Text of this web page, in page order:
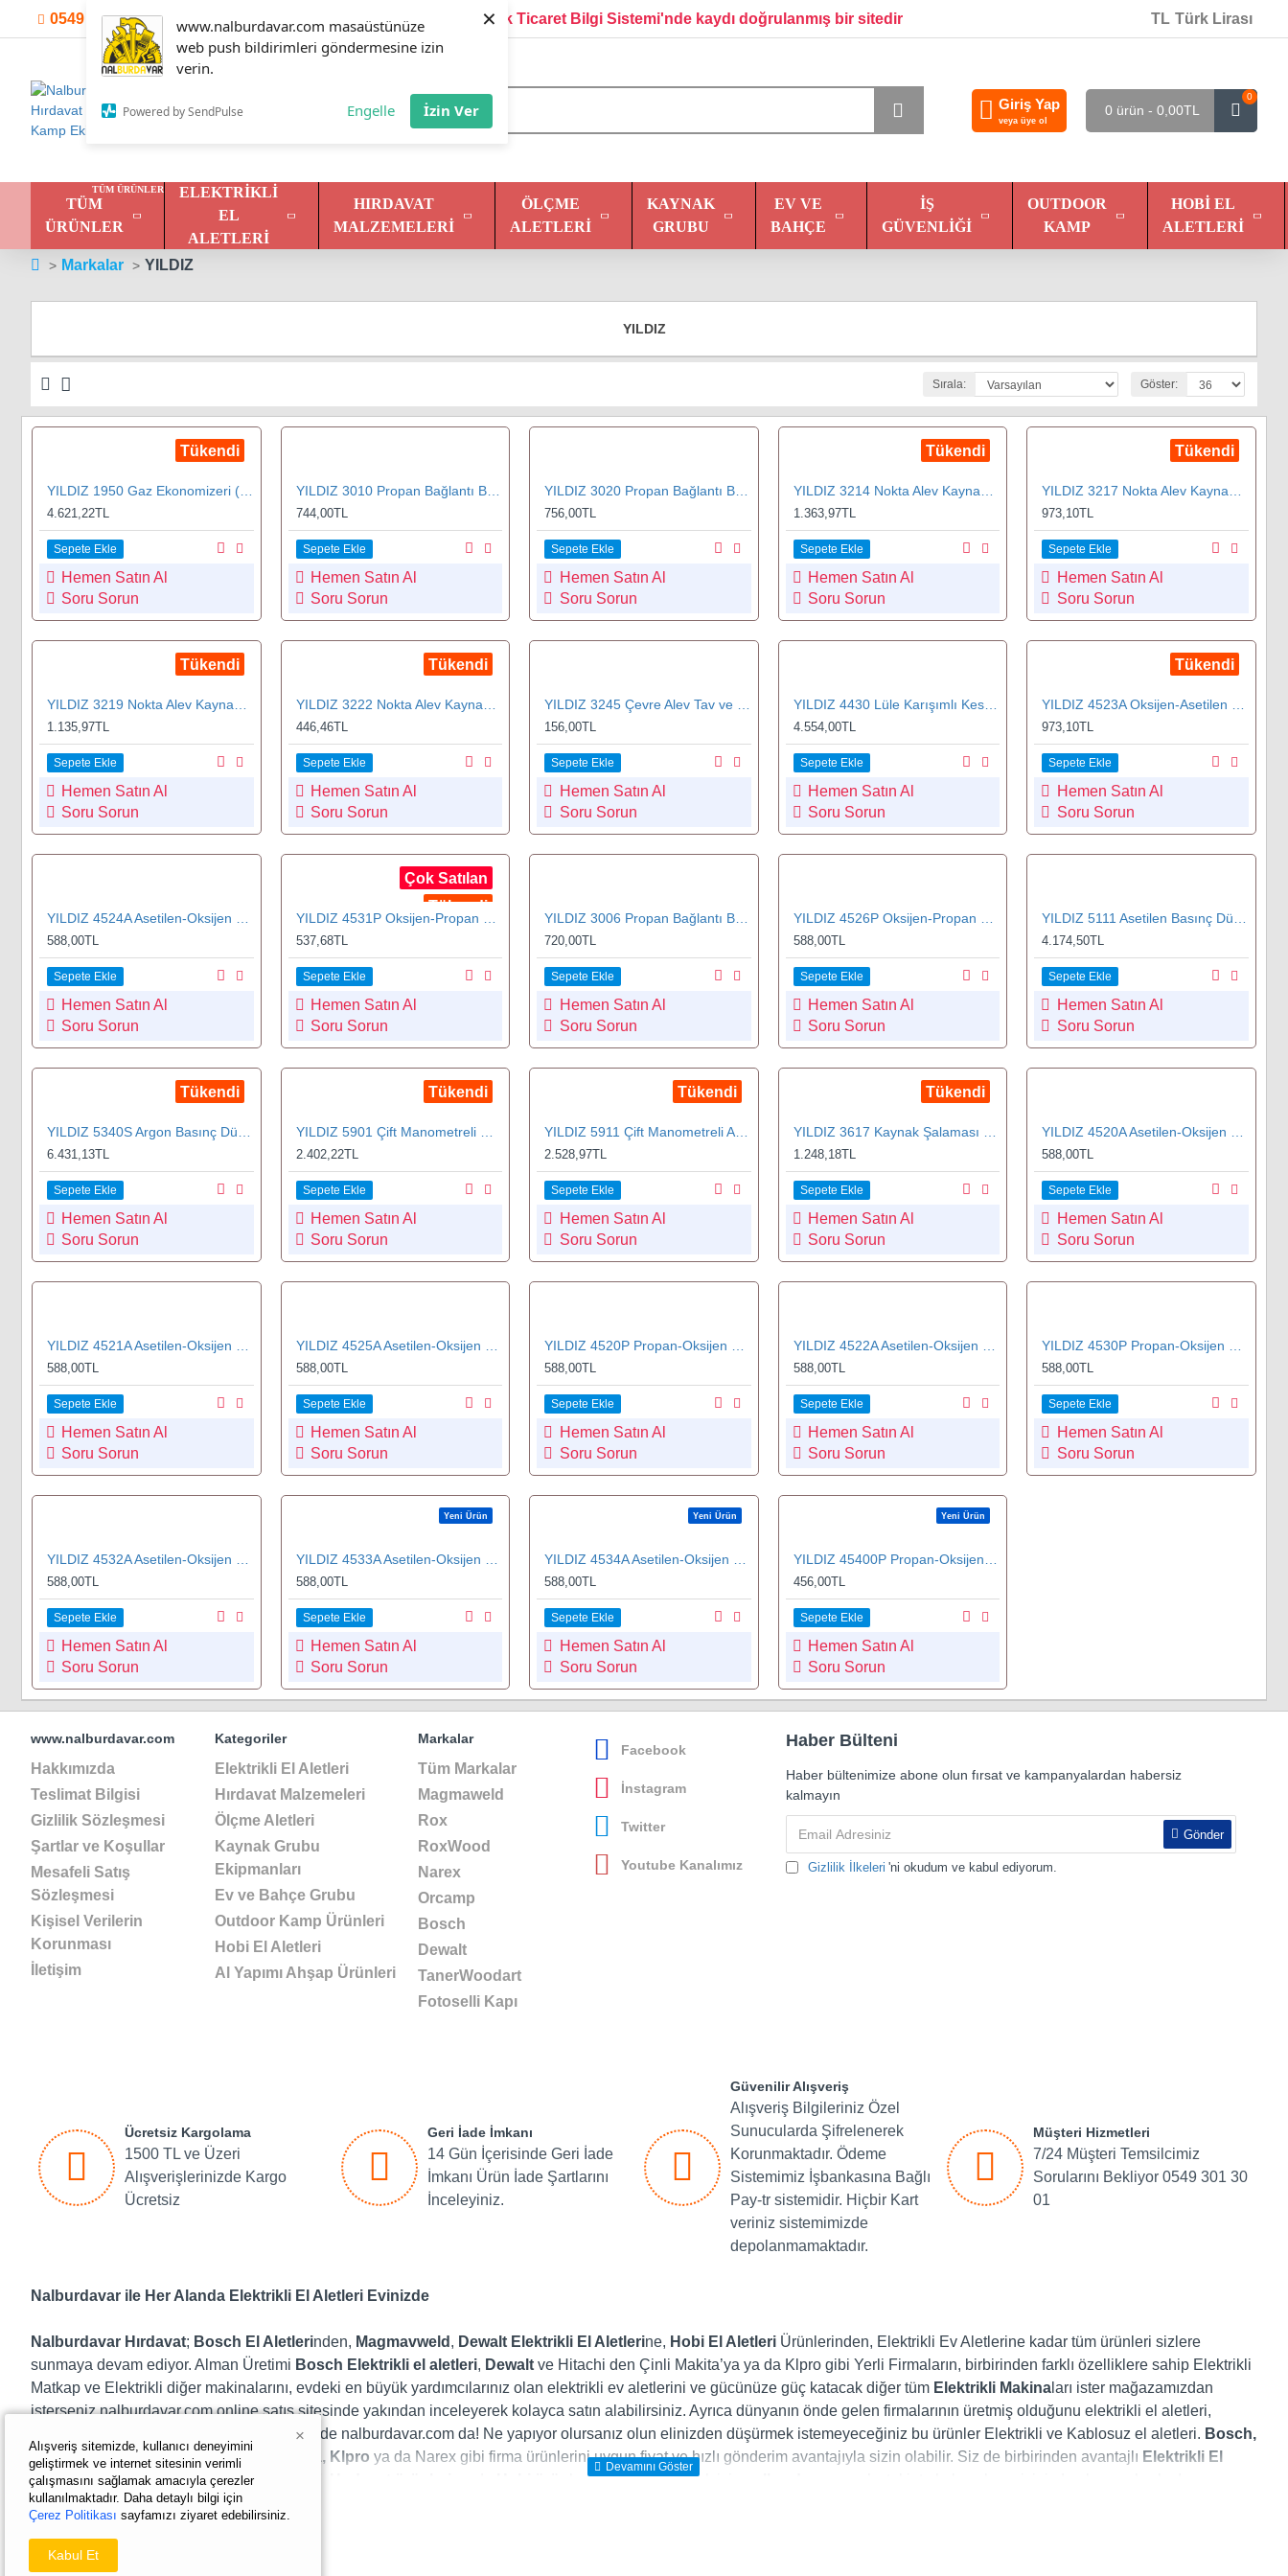
www.nalburdavar.com masaüstünüze
web push bildirimleri göndermesine izin
verin.
Powered by SendPulse Engelle İzin Ver
×
0549 301 30 01 Hesabım instagram Elektronik Ticaret Bilgi Sistemi'nde kaydı doğrulanmış bir sitedir TL Türk Lirası
Giriş Yap
veya üye ol
0 ürün - 0,00TL
0
TÜM
ÜRÜNLER
TÜM ÜRÜNLER
ELEKTRIKLI
EL
ALETLERI
HIRDAVAT
MALZEMELERI
ÖLÇME
ALETLERI
KAYNAK
GRUBU
EV VE
BAHÇE
İŞ
GÜVENLIĞI
OUTDOOR
KAMP
HOBI EL
ALETLERI
Markalar YILDIZ
YILDIZ
Sırala: Göster:
Tükendi
4.621,22TL
Sepete Ekle
Hemen Satın Al
Soru Sorun
YILDIZ 3010 Propan Bağlantı Boyunu 100 mm
744,00TL
Sepete Ekle
Hemen Satın Al
Soru Sorun
756,00TL
Sepete Ekle
Hemen Satın Al
Soru Sorun
Tükendi
1.363,97TL
Sepete Ekle
Hemen Satın Al
Soru Sorun
Tükendi
973,10TL
Sepete Ekle
Hemen Satın Al
Soru Sorun
Tükendi
1.135,97TL
Sepete Ekle
Hemen Satın Al
Soru Sorun
Tükendi
446,46TL
Sepete Ekle
Hemen Satın Al
Soru Sorun
156,00TL
Sepete Ekle
Hemen Satın Al
Soru Sorun
YILDIZ 4430 Lüle Karışımlı Kesme Hamlacı
4.554,00TL
Sepete Ekle
Hemen Satın Al
Soru Sorun
Tükendi
973,10TL
Sepete Ekle
Hemen Satın Al
Soru Sorun
588,00TL
Sepete Ekle
Hemen Satın Al
Soru Sorun
Çok Satılan
Tükendi
537,68TL
Sepete Ekle
Hemen Satın Al
Soru Sorun
720,00TL
Sepete Ekle
Hemen Satın Al
Soru Sorun
588,00TL
Sepete Ekle
Hemen Satın Al
Soru Sorun
4.174,50TL
Sepete Ekle
Hemen Satın Al
Soru Sorun
Tükendi
6.431,13TL
Sepete Ekle
Hemen Satın Al
Soru Sorun
Tükendi
2.402,22TL
Sepete Ekle
Hemen Satın Al
Soru Sorun
Tükendi
2.528,97TL
Sepete Ekle
Hemen Satın Al
Soru Sorun
Tükendi
1.248,18TL
Sepete Ekle
Hemen Satın Al
Soru Sorun
588,00TL
Sepete Ekle
Hemen Satın Al
Soru Sorun
588,00TL
Sepete Ekle
Hemen Satın Al
Soru Sorun
588,00TL
Sepete Ekle
Hemen Satın Al
Soru Sorun
588,00TL
Sepete Ekle
Hemen Satın Al
Soru Sorun
588,00TL
Sepete Ekle
Hemen Satın Al
Soru Sorun
588,00TL
Sepete Ekle
Hemen Satın Al
Soru Sorun
588,00TL
Sepete Ekle
Hemen Satın Al
Soru Sorun
Yeni Ürün
588,00TL
Sepete Ekle
Hemen Satın Al
Soru Sorun
Yeni Ürün
588,00TL
Sepete Ekle
Hemen Satın Al
Soru Sorun
Yeni Ürün
456,00TL
Sepete Ekle
Hemen Satın Al
Soru Sorun
www.nalburdavar.com
Hakkımızda
Teslimat Bilgisi
Gizlilik Sözleşmesi
Şartlar ve Koşullar
Mesafeli Satış
Sözleşmesi
Kişisel Verilerin
Korunması
İletişim
Kategoriler
Elektrikli El Aletleri
Hırdavat Malzemeleri
Ölçme Aletleri
Kaynak Grubu
Ekipmanları
Ev ve Bahçe Grubu
Outdoor Kamp Ürünleri
Hobi El Aletleri
Al Yapımı Ahşap Ürünleri
Markalar
Tüm Markalar
Magmaweld
Rox
RoxWood
Narex
Orcamp
Bosch
Dewalt
TanerWoodart
Fotoselli Kapı
Facebook
İnstagram
Twitter
Youtube Kanalımız
Haber Bülteni
Haber bültenimize abone olun fırsat ve kampanyalardan habersiz
kalmayın
Gönder
Gizlilik İlkeleri 'ni okudum ve kabul ediyorum.
Ücretsiz Kargolama
1500 TL ve Üzeri
Alışverişlerinizde Kargo
Ücretsiz
Geri İade İmkanı
14 Gün İçerisinde Geri İade
İmkanı Ürün İade Şartlarını
İnceleyiniz.
Güvenilir Alışveriş
Alışveriş Bilgileriniz Özel
Sunucularda Şifrelenerek
Korunmaktadır. Ödeme
Sistemimiz İşbankasına Bağlı
Pay-tr sistemidir. Hiçbir Kart
veriniz sistemimizde
depolanmamaktadır.
Müşteri Hizmetleri
7/24 Müşteri Temsilcimiz
Sorularını Bekliyor 0549 301 30
01
Nalburdavar ile Her Alanda Elektrikli El Aletleri Evinizde
Nalburdavar Hırdavat; Bosch El Aletlerinden, Magmavweld , Dewalt Elektrikli El Aletlerine, Hobi El Aletleri Ürünlerinden, Elektrikli Ev Aletlerine kadar tüm ürünleri sizlere
sunmaya devam ediyor. Alman Üretimi Bosch Elektrikli el aletleri, Dewalt ve Hitachi den Çinli Makita’ya ya da Klpro gibi Yerli Firmaların, birbirinden farklı özelliklere sahip Elektrikli
Matkap ve Elektrikli diğer makinalarını, evdeki en büyük yardımcılarınız olan elektrikli ev aletlerini ve gücünüze güç katacak diğer tüm Elektrikli Makina ları ister mağazamızdan
isterseniz nalburdavar.com online satış sitesinde yakından inceleyerek kolayca satın alabilirsiniz. Ayrıca dünyanın önde gelen firmalarının üretmiş olduğunu elektrikli el aletleri,
mekanik el aletleri, Hobi ürünleri el aletleri de nalburdavar.com da! Ne yapıyor olursanız olun elinizden düşürmek istemeyeceğiniz bu ürünler Elektrikli ve Kablosuz el aletleri. Bosch,
Dewalt, Hitachi-Hikoki, Makita, Max-extra, Klpro ya da Narex gibi firma ürünlerini uygun fiyat ve hızlı gönderim avantajıyla sizin olabilir. Siz de birbirinden avantajlı Elektrikli El
Aletleri,şarjlı matkap,elektrikli ev aletleri lerinden yararlanmak için
Son Derece Kaliteli Daire Testereler Hesaplı Fiyata Kapınızda
Atölyelerinizin vazgeçilmezleri arasındaki yerini koruyan daire testerelere Nalburdavar.com farkıyla ulaşmak mümkün.
Alışveriş sitemizde, kullanıcı deneyimini
geliştirmek ve internet sitesinin verimli
çalışmasını sağlamak amacıyla çerezler
kullanılmaktadır. Daha detaylı bilgi için
Çerez Politikası sayfamızı ziyaret edebilirsiniz.
Kabul Et
×